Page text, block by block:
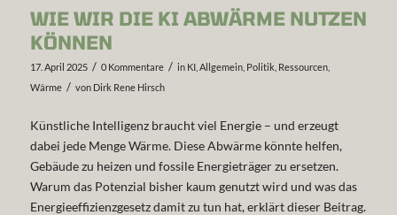
WIE WIR DIE KI ABWÄRME NUTZEN
KÖNNEN
17. April 2025 / 0 Kommentare / in KI, Allgemein, Politik Ressourcen,
Wärme / von Dirk Rene Hirsch
Künstliche Intelligenz braucht viel Energie – und erzeugt
dabei jede Menge Wärme. Diese Abwärme könnte helfen,
Gebäude zu heizen und fossile Energieträger zu ersetzen.
Warum das Potenzial bisher kaum genutzt wird und was das
Energieeffizienzgesetz damit zu tun hat, erklärt dieser Beitrag.